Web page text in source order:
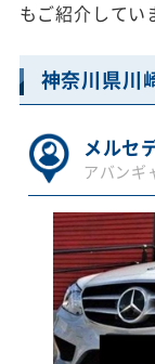
もご紹介してい
神奈川県川
メルセ
アバンギ